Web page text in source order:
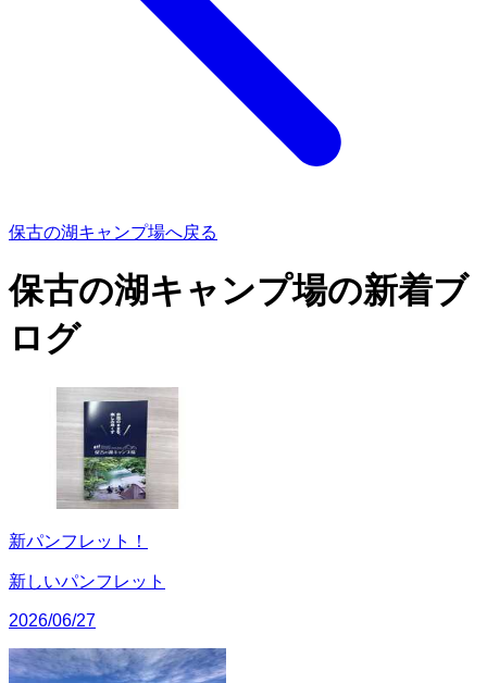
保古の湖キャンプ場へ戻る
保古の湖キャンプ場の新着ブ
ログ
新パンフレット！
新しいパンフレット
2026/06/27